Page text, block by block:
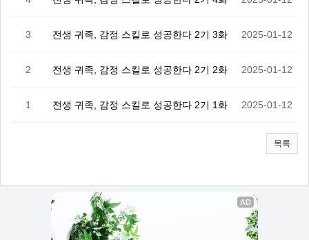
3 전생 귀족, 감정 스킬로 성공한다 2기 3화 2025-01-12
2 전생 귀족, 감정 스킬로 성공한다 2기 2화 2025-01-12
1 전생 귀족, 감정 스킬로 성공한다 2기 1화 2025-01-12
목록